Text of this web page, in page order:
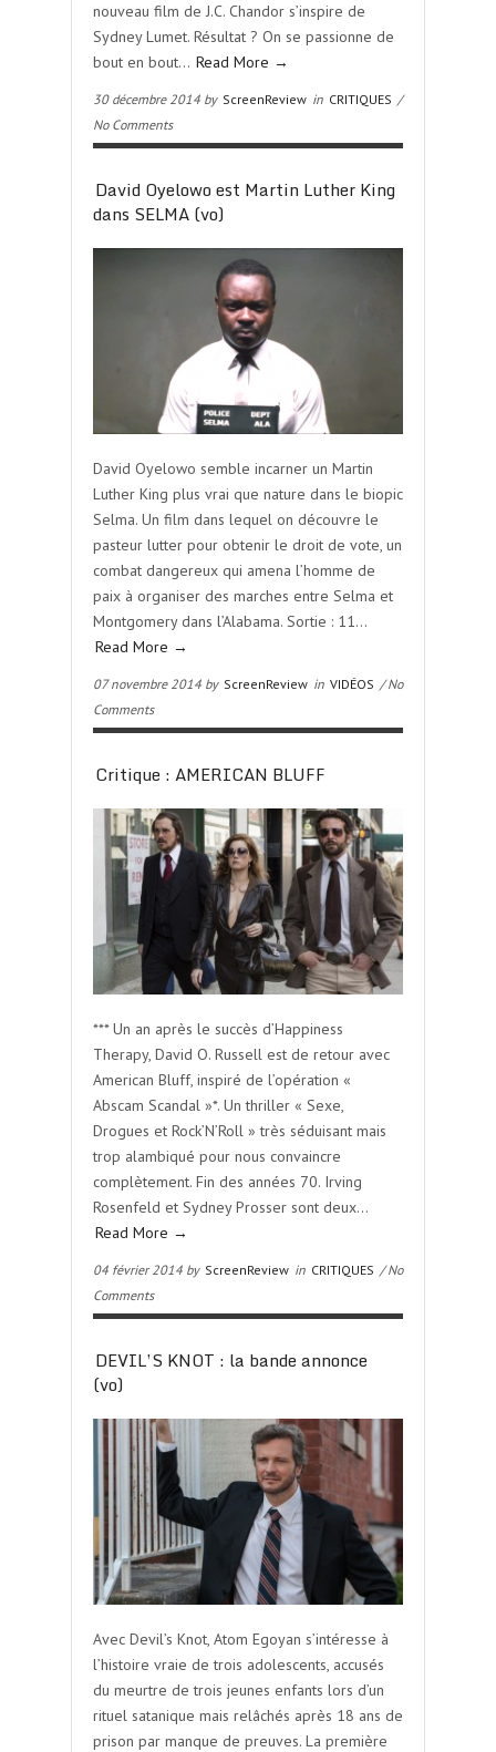
nouveau film de J.C. Chandor s’inspire de
Sydney Lumet. Résultat ? On se passionne de
bout en bout… Read More →
30 décembre 2014 by ScreenReview in CRITIQUES /
No Comments
David Oyelowo est Martin Luther King
dans SELMA (vo)
David Oyelowo semble incarner un Martin
Luther King plus vrai que nature dans le biopic
Selma. Un film dans lequel on découvre le
pasteur lutter pour obtenir le droit de vote, un
combat dangereux qui amena l’homme de
paix à organiser des marches entre Selma et
Montgomery dans l’Alabama. Sortie : 11…
Read More →
07 novembre 2014 by ScreenReview in VIDÉOS / No
Comments
Critique : AMERICAN BLUFF
*** Un an après le succès d’Happiness
Therapy, David O. Russell est de retour avec
American Bluff, inspiré de l’opération «
Abscam Scandal »*. Un thriller « Sexe,
Drogues et Rock’N’Roll » très séduisant mais
trop alambiqué pour nous convaincre
complètement. Fin des années 70. Irving
Rosenfeld et Sydney Prosser sont deux…
Read More →
04 février 2014 by ScreenReview in CRITIQUES / No
Comments
DEVIL’S KNOT : la bande annonce
(vo)
Avec Devil’s Knot, Atom Egoyan s’intéresse à
l’histoire vraie de trois adolescents, accusés
du meurtre de trois jeunes enfants lors d’un
rituel satanique mais relâchés après 18 ans de
prison par manque de preuves. La première